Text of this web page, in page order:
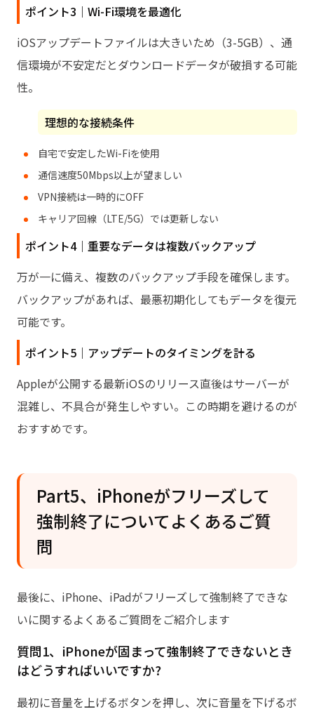
ポイント3｜Wi-Fi環境を最適化
iOSアップデートファイルは大きいため（3-5GB）、通
信環境が不安定だとダウンロードデータが破損する可能
性。
理想的な接続条件
自宅で安定したWi-Fiを使用
通信速度50Mbps以上が望ましい
VPN接続は一時的にOFF
キャリア回線（LTE/5G）では更新しない
ポイント4｜重要なデータは複数バックアップ
万が一に備え、複数のバックアップ手段を確保します。
バックアップがあれば、最悪初期化してもデータを復元
可能です。
ポイント5｜アップデートのタイミングを計る
Appleが公開する最新iOSのリリース直後はサーバーが
混雑し、不具合が発生しやすい。この時期を避けるのが
おすすめです。
Part5、iPhoneがフリーズして
強制終了についてよくあるご質
問
最後に、iPhone、iPadがフリーズして強制終了できな
いに関するよくあるご質問をご紹介します
質問1、iPhoneが固まって強制終了できないとき
はどうすればいいですか?
最初に音量を上げるボタンを押し、次に音量を下げるボ